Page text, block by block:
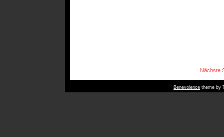
Nächste
Benevolence theme by